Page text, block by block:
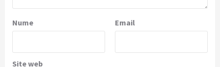
Nume Email
Site web